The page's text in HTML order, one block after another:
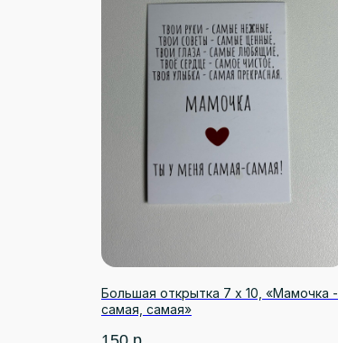
Большая открытка 7 х 10, «Мамочка -
самая, самая»